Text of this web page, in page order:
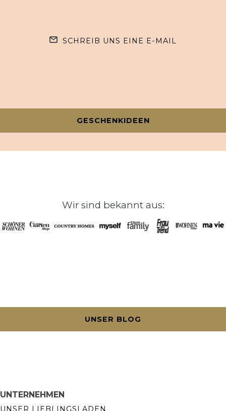
SCHREIB UNS EINE E-MAIL
GESCHENKIDEEN
Wir sind bekannt aus:
UNSER BLOG
UNTERNEHMEN
UNSER LIEBLINGSLADEN